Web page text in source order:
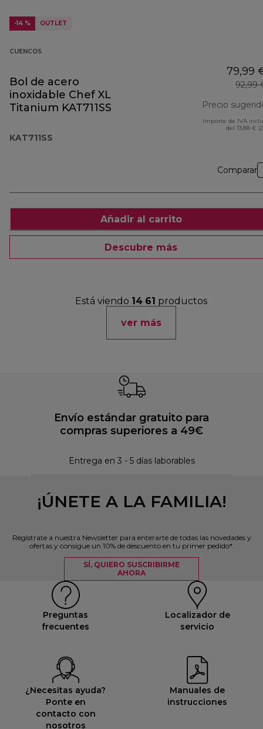
-14 % OUTLET
CUENCOS
Bol de acero
inoxidable Chef XL
Titanium KAT711SS
KAT711SS
79,99
92,99
Precio
Importe de IVA
del 13,88 €
Comparar
Añadir al carrito
Descubre más
Está viendo 14 61 productos
ver más
Envío estándar gratuito para
compras superiores a 49€
Entrega en 3 - 5 días laborables
¡ÚNETE A LA FAMILIA!
Regístrate a nuestra Newsletter para enterarte de todas las novedades y
ofertas y consigue un 10% de descuento en tu primer pedido*.
SÍ, QUIERO SUSCRIBIRME
AHORA
Preguntas
frecuentes
Localizador de
servicio
¿Necesitas ayuda?
Ponte en
contacto con
nosotros
Manuales de
instrucciones